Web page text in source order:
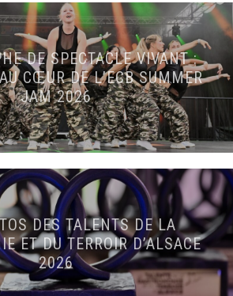
DE SPECTACLE VIVANT :
CŒUR DE L’ECB SUMMER
JAM 2026
DES TALENTS DE LA
ET DU TERROIR D’ALSACE
2026